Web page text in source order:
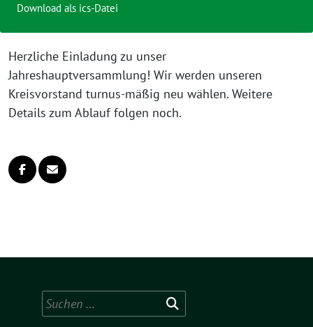
Herzliche Einladung zu unser
Jahreshauptversammlung! Wir werden unseren
Kreisvorstand turnus-mäßig neu wählen. Weitere
Details zum Ablauf folgen noch.
Download als ics-Datei
Suchen
nach: